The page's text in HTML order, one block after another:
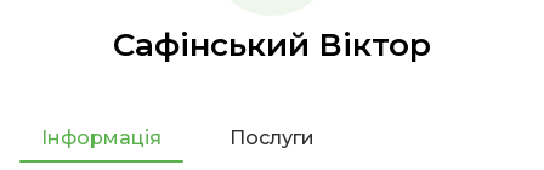
Сафінський Віктор
Інформація Послуги